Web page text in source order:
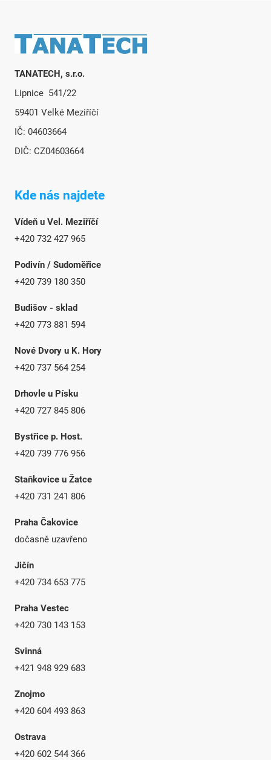
Zápatí
TANATECH, s.r.o.
Lipnice 541/22
59401 Velké Meziříčí
IČ: 04603664
DIČ: CZ04603664
Kde nás najdete
Vídeň u Vel. Meziříčí
+420 732 427 965
Podivín / Sudoměřice
+420 739 180 350
Budišov - sklad
+420 773 881 594
Nové Dvory u K. Hory
+420 737 564 254
Drhovle u Písku
+420 727 845 806
Bystřice p. Host.
+420 739 776 956
Staňkovice u Žatce
+420 731 241 806
Praha Čakovice
dočasně uzavřeno
Jičín
+420 734 653 775
Praha Vestec
+420 730 143 153
Svinná
+421 948 929 683
Znojmo
+420 604 493 863
Ostrava
+420 602 544 366